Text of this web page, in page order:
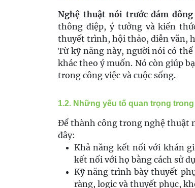
Nghệ thuật nói trước đám đông
thông điệp, ý tưởng và kiến
thuyết trình, hội thảo, diễn văn,
Từ kỹ năng này, người nói có
khác theo ý muốn. Nó còn giúp
trong công việc và cuộc sống.
1.2. Những yếu tố quan trọng
Để thành công trong nghệ thuật
đây:
Khả năng kết nối với khán
kết nối với họ bằng cách sử
Kỹ năng trình bày thuyết
ràng, logic và thuyết phục,